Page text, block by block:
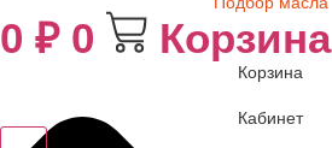
0 ₽ 0 Корзина
Корзина
Кабинет